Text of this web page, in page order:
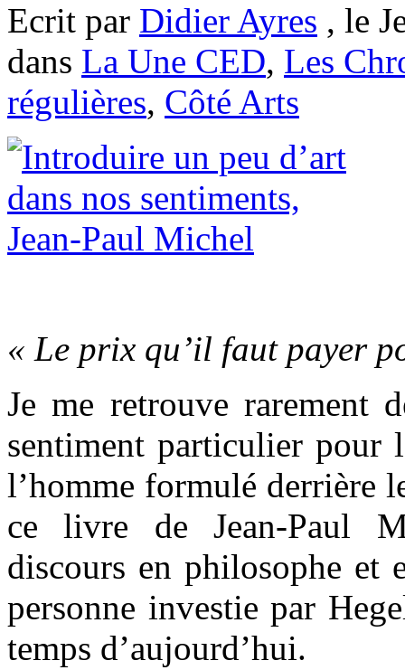
Ecrit par Didier Ayres , le
dans La Une CED, Les
régulières, Côté Arts
« Le prix qu’il faut payer
Je me retrouve rarement
sentiment particulier pour
l’homme formulé derrière
ce livre de Jean-Paul
discours en philosophe et
personne investie par
temps d’aujourd’hui.